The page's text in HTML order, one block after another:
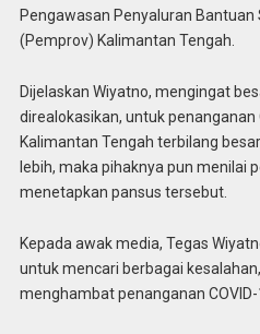
Pengawasan Penyaluran
(Pemprov) Kalimantan Tengah.
Dijelaskan Wiyatno, mengingat
direalokasikan, untuk penanganan
Kalimantan Tengah terbilang
lebih, maka pihaknya pun menilai
menetapkan pansus tersebut.
Kepada awak media, Tegas
untuk mencari berbagai
menghambat penanganan COVID-